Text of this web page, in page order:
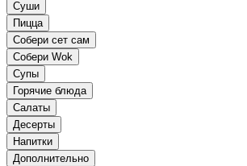
Суши
Пицца
Собери сет сам
Собери Wok
Супы
Горячие блюда
Салаты
Десерты
Напитки
Дополнительно